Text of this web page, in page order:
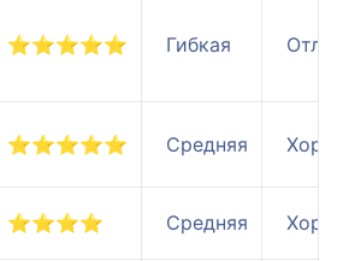
⭐⭐⭐⭐⭐ Гибкая
⭐⭐⭐⭐⭐ Средняя
⭐⭐⭐⭐ Средняя